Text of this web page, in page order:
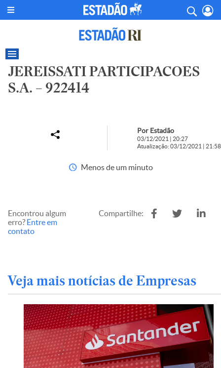
JEREISSATI PARTICIPACOES
S.A. – 922414
Por Estadão
03/12/2021 | 20:27
Atualização: 03/12/2021 | 21:58
Menos de um minuto
Encontrou algum
erro? Entre em
contato
Compartilhe:
Veja mais notícias de Empresas